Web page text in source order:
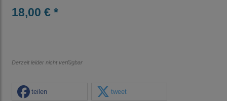
18,00 € *
Derzeit leider nicht verfügbar
teilen tweet